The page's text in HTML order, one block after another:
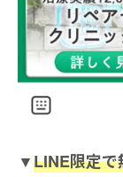
▼LINE限定で